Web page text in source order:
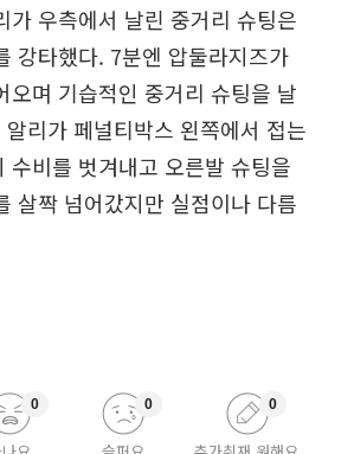
가 우측에서 날린 중거리 슈팅은
강타했다. 7분엔 압둘라지즈가
오며 기습적인 중거리 슈팅을 날
리가 페널티박스 왼쪽에서 접는
수비를 벗겨내고 오른발 슈팅을
살짝 넘어갔지만 실점이나 다름
0 0 0